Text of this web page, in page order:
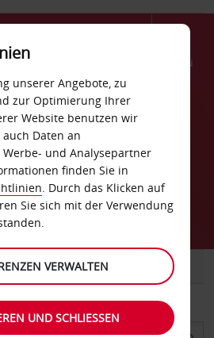
Menü
Chennai
TRANSPORTER
unserer Angebote, zu
zur Optimierung Ihrer
Website benutzen wir
Daten an
und Analysepartner
finden Sie in
. Durch das Klicken auf
Sie sich mit der Verwendung
VERWALTEN
UND SCHLIESSEN